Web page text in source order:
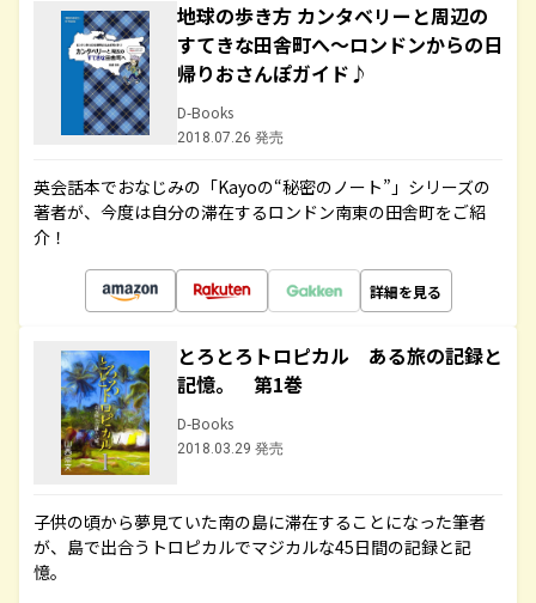
地球の歩き方 カンタベリーと周辺の
すてきな田舎町へ～ロンドンからの日
帰りおさんぽガイド♪
D-Books
2018.07.26 発売
英会話本でおなじみの「Kayoの“秘密のノート”」シリーズの
著者が、今度は自分の滞在するロンドン南東の田舎町をご紹
介！
詳細を見る
とろとろトロピカル ある旅の記録と
記憶。 第1巻
D-Books
2018.03.29 発売
子供の頃から夢見ていた南の島に滞在することになった筆者
が、島で出合うトロピカルでマジカルな45日間の記録と記
憶。